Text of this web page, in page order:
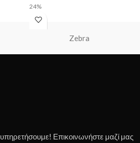
24%
Zebra
Επικοινωνήστε μαζί μας